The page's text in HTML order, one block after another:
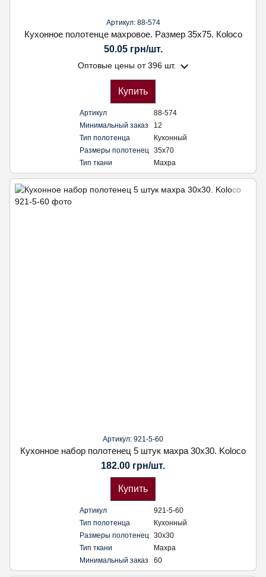
Артикул: 88-574
Кухонное полотенце махровое. Размер 35х75. Кoloco
50.05 грн/шт.
Оптовые цены от 396 шт.
Купить
Артикул
88-574
Минимальный заказ
12
Тип полотенца
Кухонный
Размеры полотенец
35х70
Тип ткани
Махра
Артикул: 921-5-60
Кухонное набор полотенец 5 штук махра 30х30. Koloco
182.00 грн/шт.
Купить
Артикул
921-5-60
Тип полотенца
Кухонный
Размеры полотенец
30х30
Тип ткани
Махра
Минимальный заказ
60